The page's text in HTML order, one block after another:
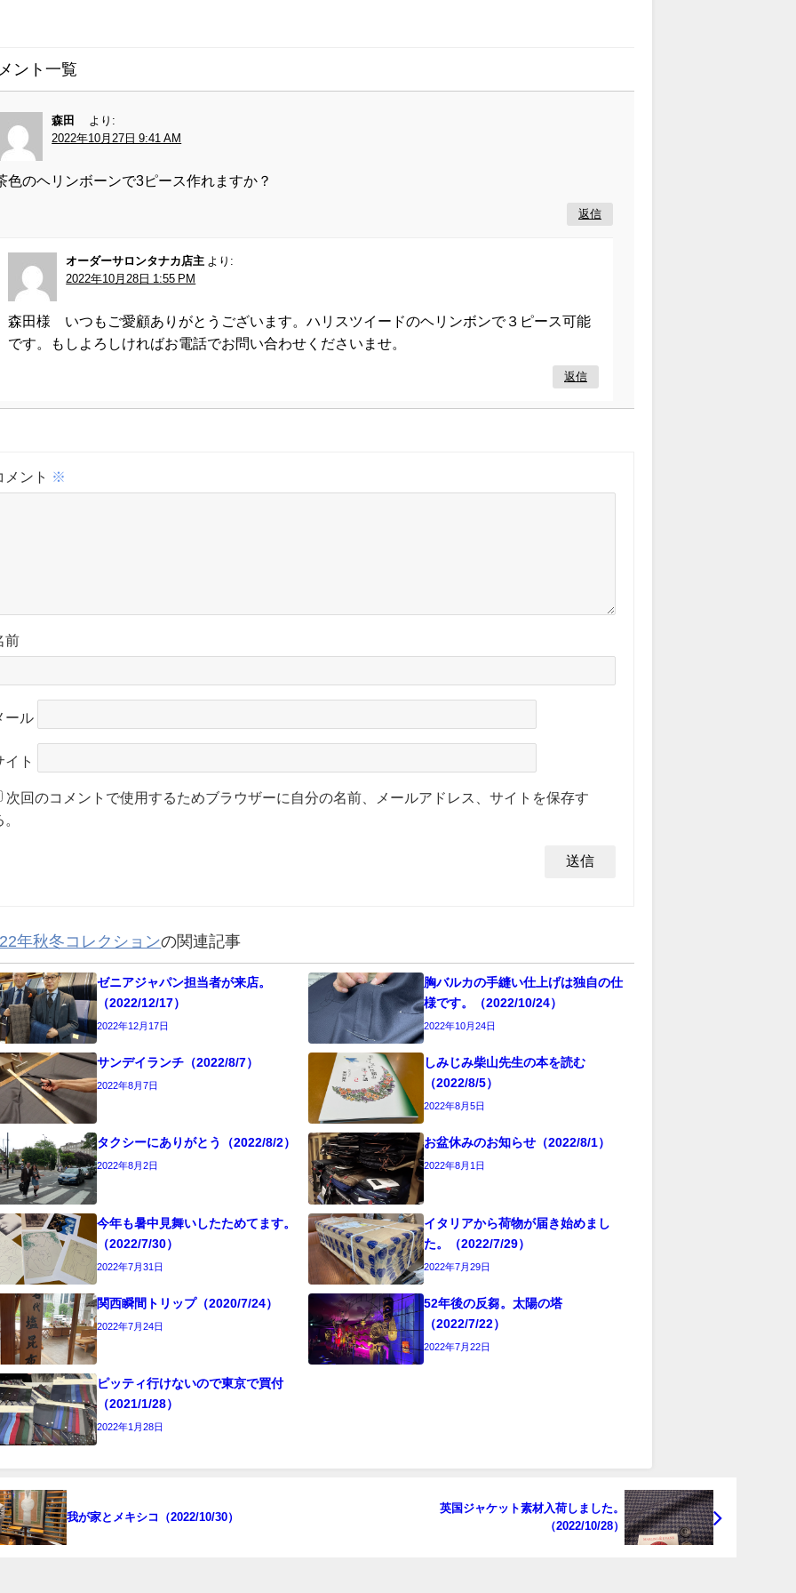
ント一覧
森田
より:
2022年10月27日 9:41 AM
色のヘリンボーンで3ピース作れますか？
返信
オーダーサロンタナカ店主 より:
2022年10月28日 1:55 PM
森田様 いつもご愛顧ありがとうございます。ハリスツイードのヘリンボンで３ピース可能
です。もしよろしければお電話でお問い合わせくださいませ。
返信
メント ※
前
ール
イト
次回のコメントで使用するためブラウザーに自分の名前、メールアドレス、サイトを保存す
年秋冬コレクションの関連記事
ゼニアジャパン担当者が来店。
（2022/12/17）
2022年12月17日
胸バルカの手縫い仕上げは独自の仕
様です。（2022/10/24）
2022年10月24日
サンデイランチ（2022/8/7）
2022年8月7日
しみじみ柴山先生の本を読む
（2022/8/5）
2022年8月5日
タクシーにありがとう（2022/8/2）
2022年8月2日
お盆休みのお知らせ（2022/8/1）
2022年8月1日
今年も暑中見舞いしたためてます。
（2022/7/30）
2022年7月31日
イタリアから荷物が届き始めまし
た。（2022/7/29）
2022年7月29日
関西瞬間トリップ（2020/7/24）
2022年7月24日
52年後の反芻。太陽の塔
（2022/7/22）
2022年7月22日
ピッティ行けないので東京で買付
（2021/1/28）
2022年1月28日
我が家とメキシコ（2022/10/30）
英国ジャケット素材入荷しました。
（2022/10/28）